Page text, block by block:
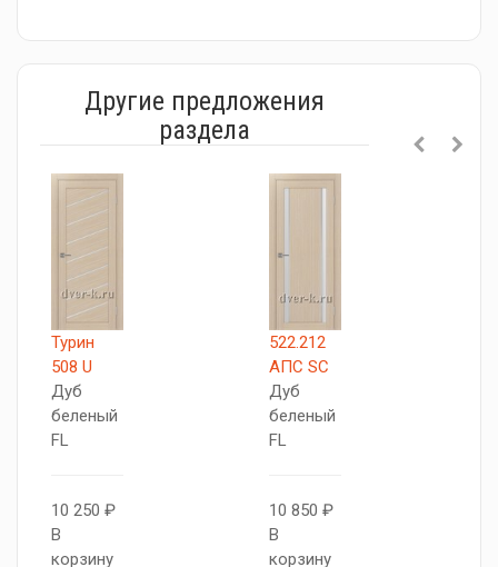
Другие предложения
раздела
Турин
508 U
Дуб
беленый
FL
10 250 ₽
В
корзину
522.212
АПС SC
Дуб
беленый
FL
10 850 ₽
В
корзину